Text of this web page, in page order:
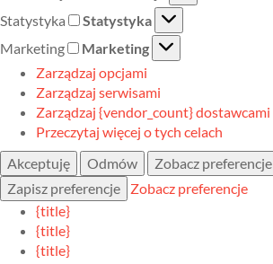
Statystyka
Statystyka
Marketing
Marketing
Zarządzaj opcjami
Zarządzaj serwisami
Zarządzaj {vendor_count} dostawcami
Przeczytaj więcej o tych celach
Akceptuję
Odmów
Zobacz preferencje
Zapisz preferencje
Zobacz preferencje
{title}
{title}
{title}